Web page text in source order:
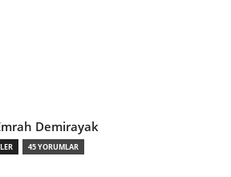
Demirayak
45 YORUMLAR